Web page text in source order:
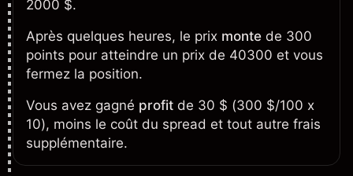
2000 $.
Après quelques heures, le prix monte de 300
points pour atteindre un prix de 40300 et vous
fermez la position.
Vous avez gagné profit de 30 $ (300 $/100 x
10), moins le coût du spread et tout autre frais
supplémentaire.